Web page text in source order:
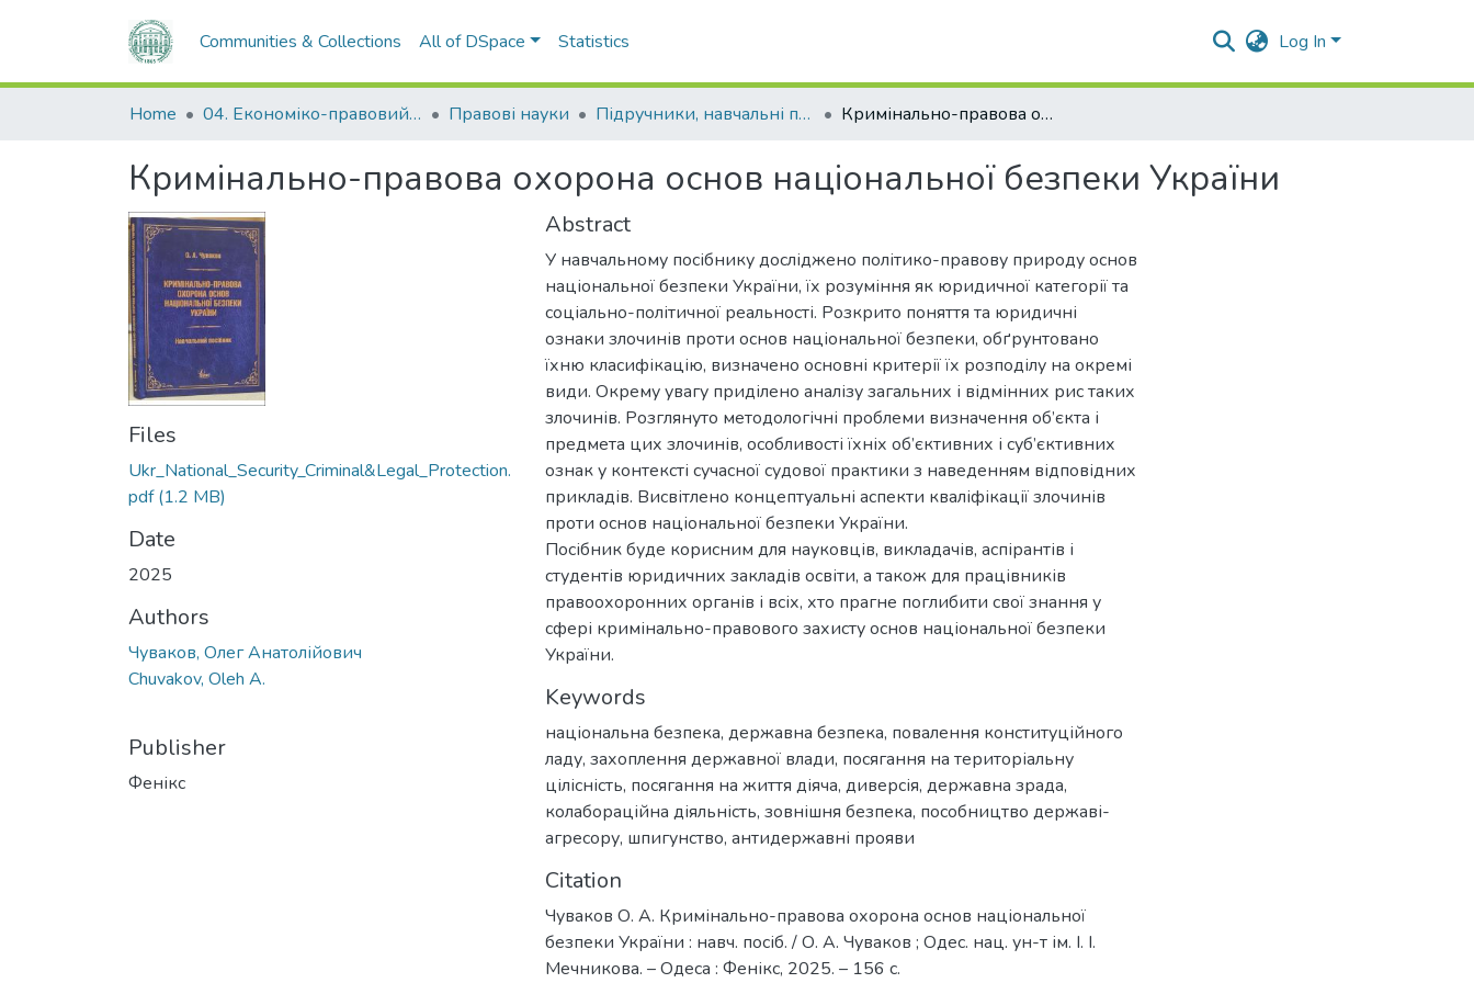
Communities & Collections All of DSpace Statistics Log In
Home 04. Економіко-правовий факультет Правові науки Підручники, навчальні посібники та інші науково- та навчально-методичні праці ЕПФ (Правові науки) Кримінально-правова охорона основ національної безпеки України
Кримінально-правова охорона основ національної безпеки України
Files
Ukr_National_Security_Criminal&Legal_Protection.
pdf(1.2 MB)
Date
2025
Authors
Чуваков, Олег Анатолійович
Chuvakov, Oleh A.
Publisher
Фенікс
Abstract
У навчальному посібнику досліджено політико-правову природу основ
національної безпеки України, їх розуміння як юридичної категорії та
соціально-політичної реальності. Розкрито поняття та юридичні
ознаки злочинів проти основ національної безпеки, обґрунтовано
їхню класифікацію, визначено основні критерії їх розподілу на окремі
види. Окрему увагу приділено аналізу загальних і відмінних рис таких
злочинів. Розглянуто методологічні проблеми визначення об’єкта і
предмета цих злочинів, особливості їхніх об’єктивних і суб’єктивних
ознак у контексті сучасної судової практики з наведенням відповідних
прикладів. Висвітлено концептуальні аспекти кваліфікації злочинів
проти основ національної безпеки України.
Посібник буде корисним для науковців, викладачів, аспірантів і
студентів юридичних закладів освіти, а також для працівників
правоохоронних органів і всіх, хто прагне поглибити свої знання у
сфері кримінально-правового захисту основ національної безпеки
України.
Keywords
національна безпека, державна безпека, повалення конституційного
ладу, захоплення державної влади, посягання на територіальну
цілісність, посягання на життя діяча, диверсія, державна зрада,
колабораційна діяльність, зовнішня безпека, пособництво державі-
агресору, шпигунство, антидержавні прояви
Citation
Чуваков О. А. Кримінально-правова охорона основ національної
безпеки України : навч. посіб. / О. А. Чуваков ; Одес. нац. ун-т ім. І. І.
Мечникова. – Одеса : Фенікс, 2025. – 156 с.